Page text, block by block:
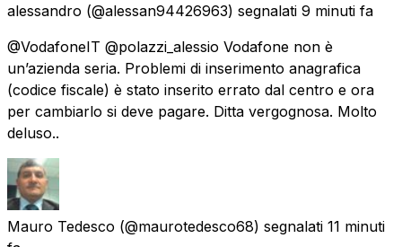
alessandro (@alessan94426963) segnalati 9 minuti fa
@VodafoneIT @polazzi_alessio Vodafone non è
un’azienda seria. Problemi di inserimento anagrafica
(codice fiscale) è stato inserito errato dal centro e ora
per cambiarlo si deve pagare. Ditta vergognosa. Molto
deluso..
Mauro Tedesco (@maurotedesco68) segnalati 11 minuti